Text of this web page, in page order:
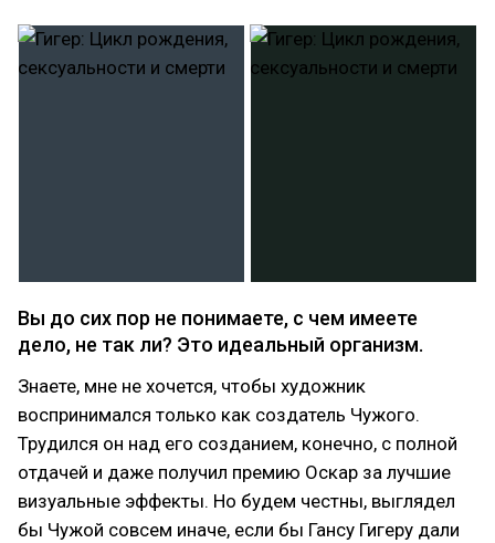
Вы до сих пор не понимаете, с чем имеете
дело, не так ли? Это идеальный организм.
Знаете, мне не хочется, чтобы художник
воспринимался только как создатель Чужого.
Трудился он над его созданием, конечно, с полной
отдачей и даже получил премию Оскар за лучшие
визуальные эффекты. Но будем честны, выглядел
бы Чужой совсем иначе, если бы Гансу Гигеру дали